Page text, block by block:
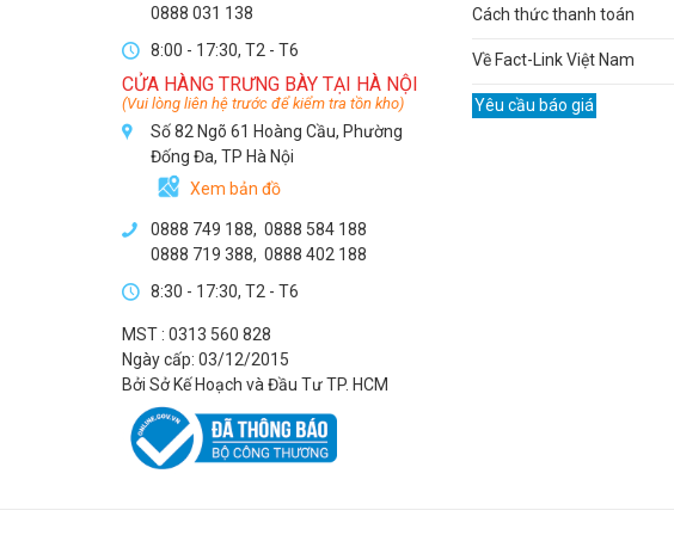
0888 031 138
8:00 - 17:30, T2 - T6
CỬA HÀNG TRƯNG BÀY TẠI HÀ NỘI
(Vui lòng liên hệ trước để kiểm tra tồn kho)
Số 82 Ngõ 61 Hoàng Cầu, Phường
Đống Đa, TP Hà Nội
Xem bản đồ
0888 749 188, 0888 584 188
0888 719 388, 0888 402 188
8:30 - 17:30, T2 - T6
MST : 0313 560 828
Ngày cấp: 03/12/2015
Bởi Sở Kế Hoạch và Đầu Tư TP. HCM
Cách thức thanh toán
Về Fact-Link Việt Nam
Yêu cầu báo giá